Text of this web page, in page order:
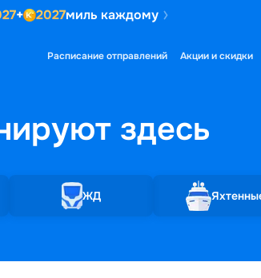
+ 2027миль каждому
Расписание отправлений Акции и скидки
здесь
ЖД